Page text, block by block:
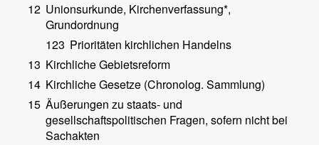
12 Unionsurkunde, Kirchenverfassung*,
Grundordnung
123 Prioritäten kirchlichen Handelns
13 Kirchliche Gebietsreform
14 Kirchliche Gesetze (Chronolog. Sammlung)
15 Äußerungen zu staats- und
gesellschaftspolitischen Fragen, sofern nicht bei
Sachakten